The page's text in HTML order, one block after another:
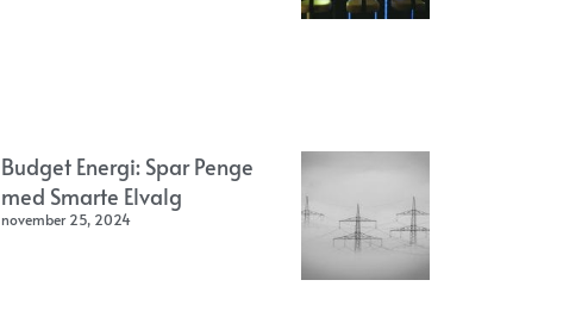
Budget Energi: Spar Penge
med Smarte Elvalg
november 25, 2024